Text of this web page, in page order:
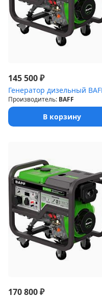
145 500₽
Производитель: BAFF
В корзину
170 800₽